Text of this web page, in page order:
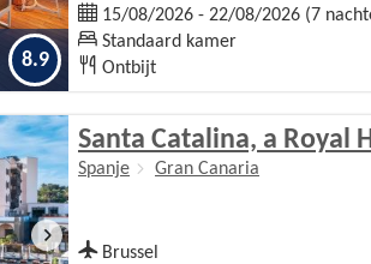
8.9
15/08/2026 - 22/08/2026 (7
Standaard kamer
Ontbijt
Santa Catalina, a Royal
Spanje Gran Canaria
Brussel